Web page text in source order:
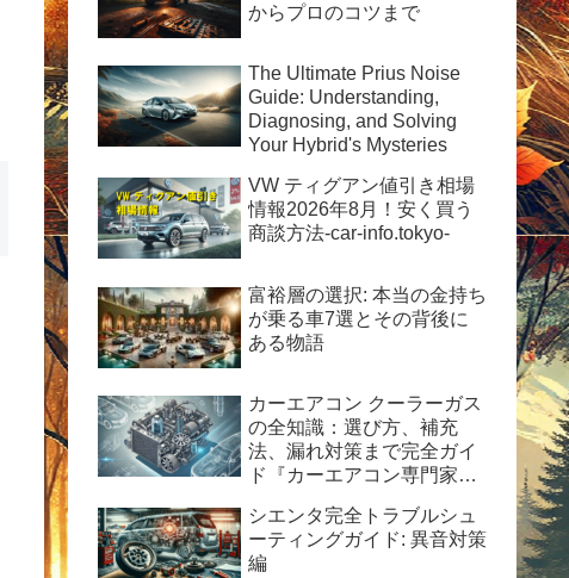
からプロのコツまで
The Ultimate Prius Noise
Guide: Understanding,
Diagnosing, and Solving
Your Hybrid's Mysteries
VW ティグアン値引き相場
情報2026年8月！安く買う
商談方法-car-info.tokyo-
富裕層の選択: 本当の金持ち
が乗る車7選とその背後に
ある物語
カーエアコン クーラーガス
の全知識：選び方、補充
法、漏れ対策まで完全ガイ
ド『カーエアコン専門家が
全ガイド：安全性、経済
性、および運用のヒント』
シエンタ完全トラブルシュ
ーティングガイド: 異音対策
編